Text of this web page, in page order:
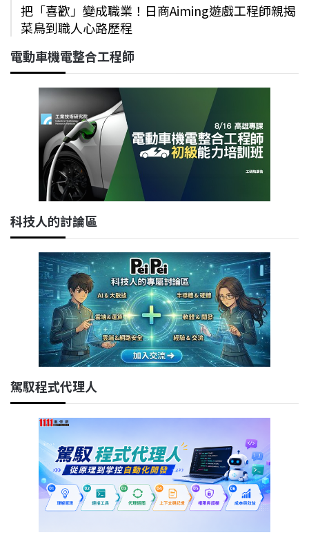
把「喜歡」變成職業！日商Aiming遊戲工程師親揭
菜鳥到職人心路歷程
電動車機電整合工程師
科技人的討論區
駕馭程式代理人